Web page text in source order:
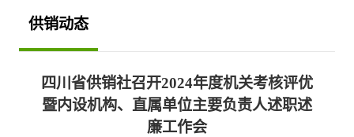
供销动态
四川省供销社召开2024年度机关考核评优
暨内设机构、直属单位主要负责人述职述
廉工作会